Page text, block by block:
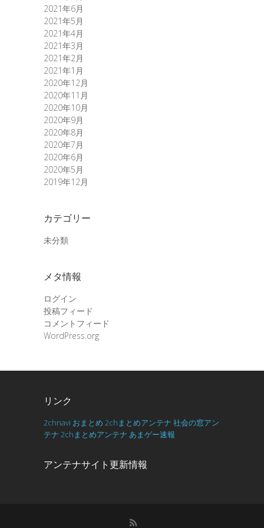
2021年6月
2021年5月
2021年4月
2021年3月
2021年2月
2021年1月
2020年12月
2020年11月
2020年10月
2020年9月
2020年8月
2020年7月
2020年6月
2020年5月
2019年12月
カテゴリー
未分類
メタ情報
ログイン
投稿フィード
コメントフィード
WordPress.org
リンク
2chnavi おまとめ 2chまとめアンテナ 社会の窓アン
テナ 2chまとめアンテナ あまゲー速報
アンテナサイト更新情報